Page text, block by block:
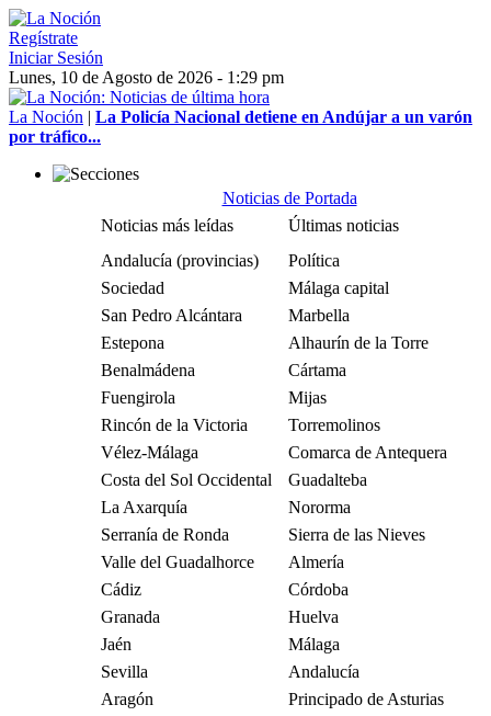
Regístrate
Iniciar Sesión
Lunes, 10 de Agosto de 2026 - 1:29 pm
La Noción | La Policía Nacional detiene en Andújar a un varón
por tráfico...
Noticias de Portada
Noticias más leídas
Últimas noticias
Andalucía (provincias)
Política
Sociedad
Málaga capital
San Pedro Alcántara
Marbella
Estepona
Alhaurín de la Torre
Benalmádena
Cártama
Fuengirola
Mijas
Rincón de la Victoria
Torremolinos
Vélez-Málaga
Comarca de Antequera
Costa del Sol Occidental
Guadalteba
La Axarquía
Nororma
Serranía de Ronda
Sierra de las Nieves
Valle del Guadalhorce
Almería
Cádiz
Córdoba
Granada
Huelva
Jaén
Málaga
Sevilla
Andalucía
Aragón
Principado de Asturias